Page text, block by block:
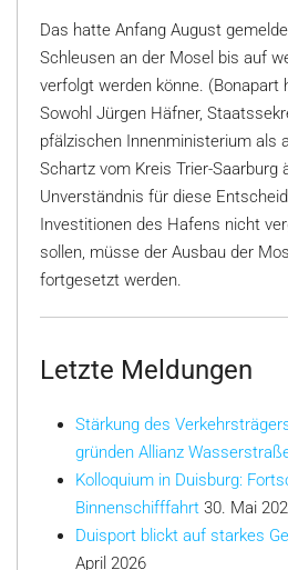
Das hatte Anfang August
Schleusen an der Mosel bis auf
verfolgt werden könne. (Bonapart
Sowohl Jürgen Häfner,
pfälzischen Innenministerium als
Schartz vom Kreis Trier-Saarburg
Unverständnis für diese
Investitionen des Hafens nicht
sollen, müsse der Ausbau der
fortgesetzt werden.
Letzte Meldungen
Stärkung des
gründen Allianz
Kolloquium in Duisburg:
Binnenschifffahrt 30. Mai
Duisport blickt auf starkes
April 2026